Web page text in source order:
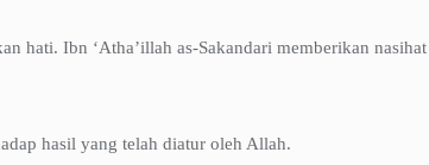
hati. Ibn ‘Atha’illah as-Sakandari memberikan
hasil yang telah diatur oleh Allah.